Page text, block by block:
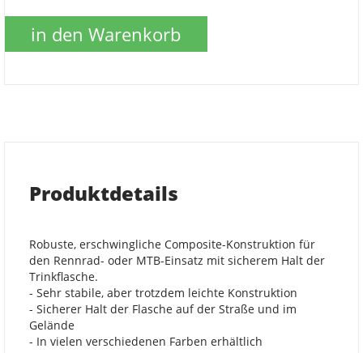
in den Warenkorb
Produktdetails
Robuste, erschwingliche Composite-Konstruktion für
den Rennrad- oder MTB-Einsatz mit sicherem Halt der
Trinkflasche.
- Sehr stabile, aber trotzdem leichte Konstruktion
- Sicherer Halt der Flasche auf der Straße und im
Gelände
- In vielen verschiedenen Farben erhältlich